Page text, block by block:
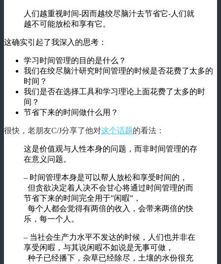
人们越重视时间-因而越绞尽脑汁去节省它-人们就
越不可能放松和享有它。
这确实引起了我深入的思考：
学习时间管理的目的是什么？
我们在绞尽脑汁研究时间管理的时候是否花费了太多的
时间？
我们是否在选择工具和学习理论上面花费了太多的时
间？
节省下来的时间做什么用？
很快，老朋友C/J分享了他对这个话题的看法：
这是价值观与人性本身的问题，而非时间管理的存
在意义问题。
– 时间管理本身是可以帮人放松和享受时间的，
但贪欲决定着人决不会甘心将通过时间管理的而
节省下来的时间完全用于”闲暇”，
每个人都会觉得有两倍的收入，会带来两倍的快
乐，每一个人。
– 当社会生产力水平不发达的时候，人们也并非在
享受闲暇，与其说闲暇不如说是无事可做，
种子已经播下，杂草已经除尽，土壤的水份很充